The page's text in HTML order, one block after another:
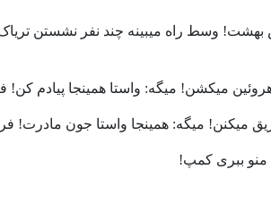
بهشت! وسط راه ميبينه چند نفر نشستن
ميکشن! ميگه: واستا همینجا پيادم
ميکنن! ميگه: همینجا واستا جون مادرت!
منو ببری کمپ!